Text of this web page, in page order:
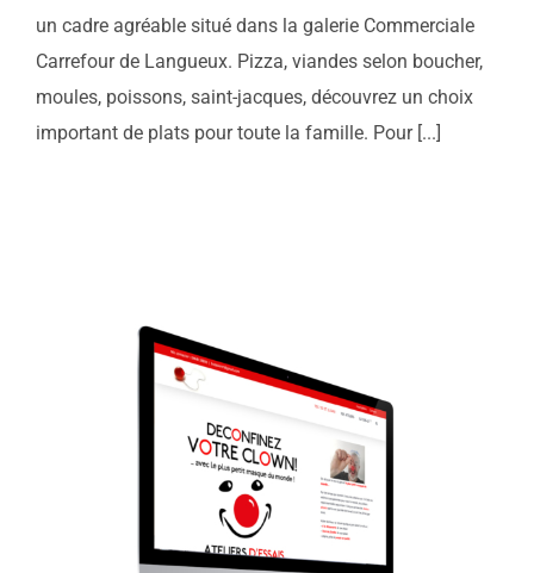
un cadre agréable situé dans la galerie Commerciale
Carrefour de Langueux. Pizza, viandes selon boucher,
moules, poissons, saint-jacques, découvrez un choix
important de plats pour toute la famille. Pour [...]